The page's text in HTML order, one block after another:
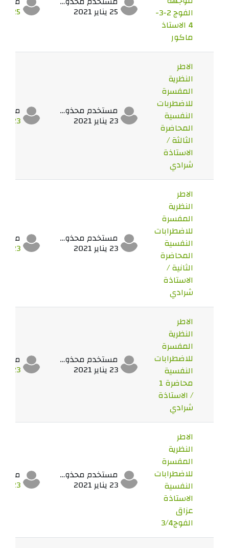
الفوج 2-3-
4 الاستاذ
ماكور
25 يناير 2021 25 يناير 2021
الاطر
النظرية
المفسرة
للاضطربات
النفسية
المحاضرة
الثالثة /
الاستاذة
شرادي
مستخدم محذوف
23 يناير 2021 23 يناير 2021
الاطر
النظرية
المفسرة
للاضطرابات
النفسية
المحاضرة
الثانية /
الاستاذة
شرادي
مستخدم محذوف
23 يناير 2021 23 يناير 2021
الاطر
النظرية
المفسرة
للاضطرابات
النفسية
محاضرة 1
/ الاستاذة
شرادي
مستخدم محذوف
23 يناير 2021 23 يناير 2021
الاطر
النظرية
المفسرة
للاضطرابات
النفسية
الاستاذة
عزاق
الفوج3/4
مستخدم محذوف
23 يناير 2021 23 يناير 2021